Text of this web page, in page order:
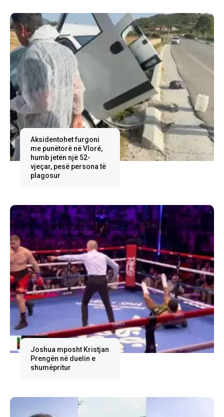
Aksidentohet furgoni
me punëtorë në Vlorë,
humb jetën një 52-
vjeçar, pesë persona të
plagosur
Joshua mposht Kristjan
Prengën në duelin e
shumëpritur